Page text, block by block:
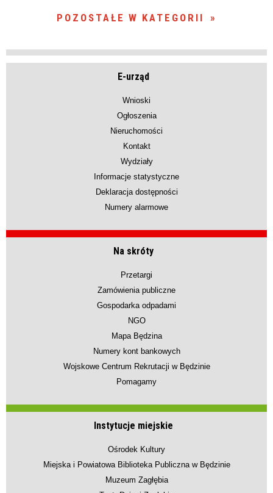
POZOSTAŁE W KATEGORII
E-urząd
Wnioski
Ogłoszenia
Nieruchomości
Kontakt
Wydziały
Informacje statystyczne
Deklaracja dostępności
Numery alarmowe
Na skróty
Przetargi
Zamówienia publiczne
Gospodarka odpadami
NGO
Mapa Będzina
Numery kont bankowych
Wojskowe Centrum Rekrutacji w Będzinie
Pomagamy
Instytucje miejskie
Ośrodek Kultury
Miejska i Powiatowa Biblioteka Publiczna w Będzinie
Muzeum Zagłębia